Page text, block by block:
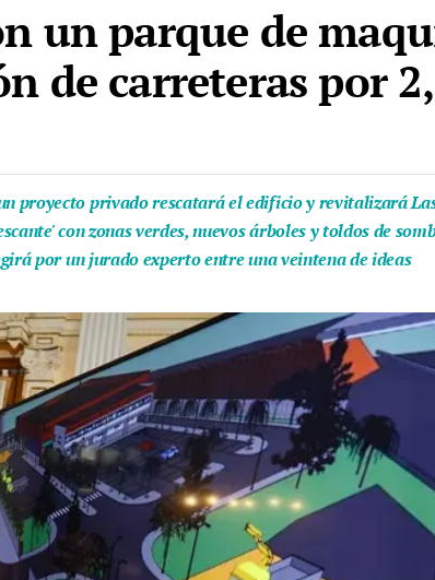
un parque de
de carreteras por
proyecto privado rescatará el edificio y revitalizará
con zonas verdes, nuevos árboles y toldos de
por un jurado experto entre una veintena de ideas